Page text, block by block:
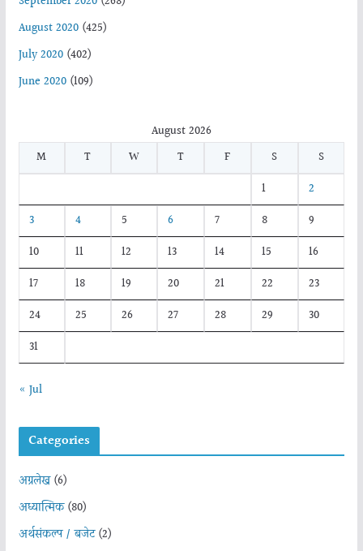
August 2020(425)
July 2020(402)
June 2020(109)
August 2026
M
T W T F S
S
1
2
3
4 5 6 7 8
9
10
11 12 13 14 15
16
17
18 19 20 21 22
23
24
25 26 27 28 29
30
31
« Jul
Categories
अग्रलेख(6)
अध्यात्मिक(80)
अर्थसंकल्प / बजेट(2)